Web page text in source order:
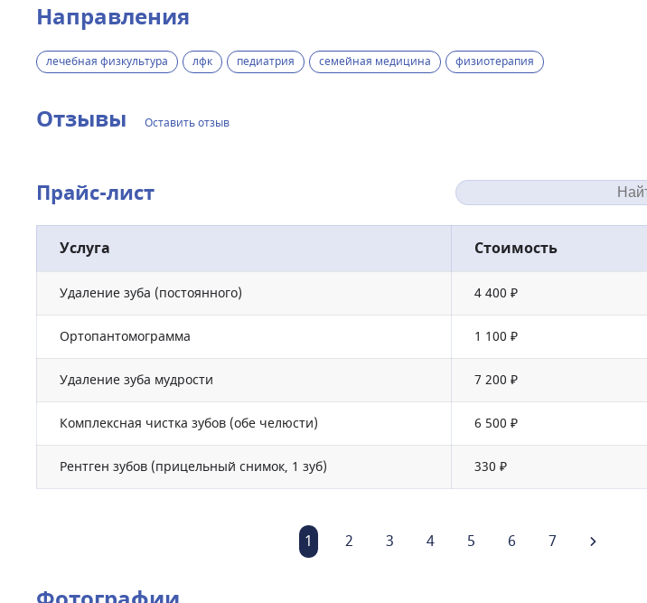
Направления
лечебная физкультура лфк педиатрия семейная медицина физиотерапия
Отзывы Оставить отзыв
Прайс-лист
Услуга Стоимость
Удаление зуба (постоянного) 4 400 ₽
Ортопантомограмма 1 100 ₽
Удаление зуба мудрости 7 200 ₽
Комплексная чистка зубов (обе челюсти) 6 500 ₽
Рентген зубов (прицельный снимок, 1 зуб) 330 ₽
1 2 3 4 5 6 7